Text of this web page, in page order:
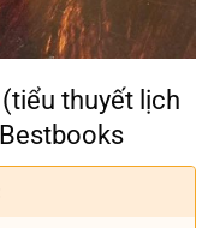
(tiểu thuyết lịch